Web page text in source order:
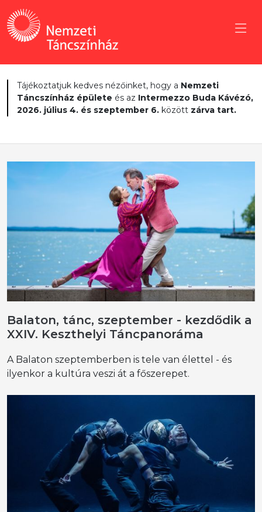
Tájékoztatjuk kedves nézőinket, hogy a Nemzeti
Táncszínház épülete és az Intermezzo Buda Kávézó,
2026. július 4. és szeptember 6. között zárva tart.
Balaton, tánc, szeptember - kezdődik a
XXIV. Keszthelyi Táncpanoráma
A Balaton szeptemberben is tele van élettel - és
ilyenkor a kultúra veszi át a főszerepet.